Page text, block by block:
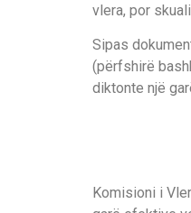
vlera, por
Sipas
(përfshirë
diktonte një
Komisioni i